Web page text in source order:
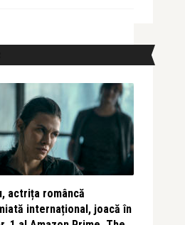
actrița româncă
internațional, joacă în